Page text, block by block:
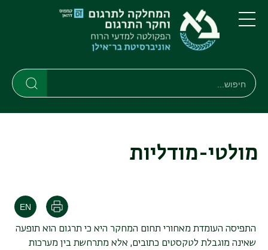
דילוג
לתוכן
העיקרי
דילוג
לתפריט
ניווט
ראשי
תפריט
חיפוש
חיפוש
מולטי-מודליות
הדפסה
התפיסה העומדת מאחורי תחום המחקר היא כי תרגום הוא תופעה
שאינה מוגבלת לטקסטים כתובים, אלא מתרחשת בין מערכות